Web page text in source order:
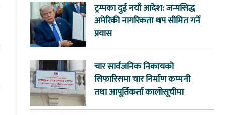
ट्रम्पका दुई नयाँ आदेश: जन्मसिद्ध
अमेरिकी नागरिकता थप सीमित गर्ने
प्रयास
चार सार्वजनिक निकायको
सिफारिसमा चार निर्माण कम्पनी
तथा आपूर्तिकर्ता कालोसूचीमा